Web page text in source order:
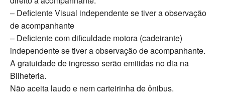
– Deficiente Visual independente se tiver a observação
de acompanhante
– Deficiente com dificuldade motora (cadeirante)
independente se tiver a observação de acompanhante.
A gratuidade de ingresso serão emitidas no dia na
Bilheteria.
Não aceita laudo e nem carteirinha de ônibus.